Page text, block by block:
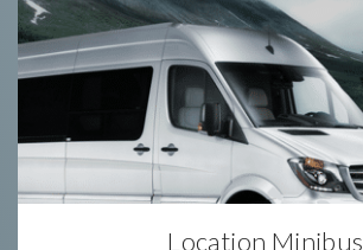
Location Minibus